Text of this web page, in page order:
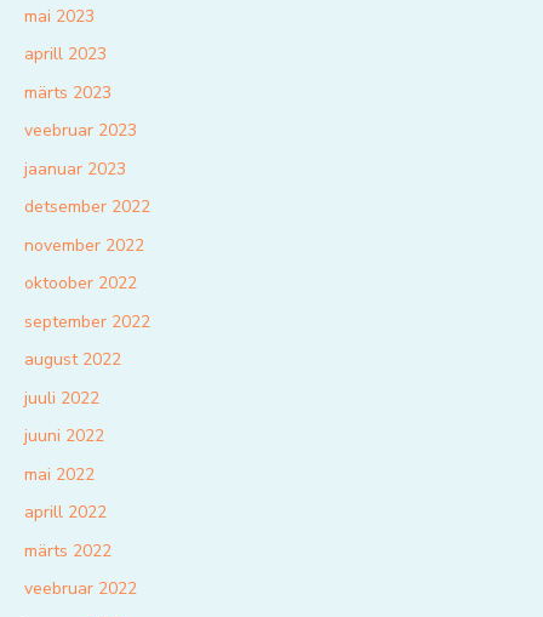
mai 2023
aprill 2023
märts 2023
veebruar 2023
jaanuar 2023
detsember 2022
november 2022
oktoober 2022
september 2022
august 2022
juuli 2022
juuni 2022
mai 2022
aprill 2022
märts 2022
veebruar 2022